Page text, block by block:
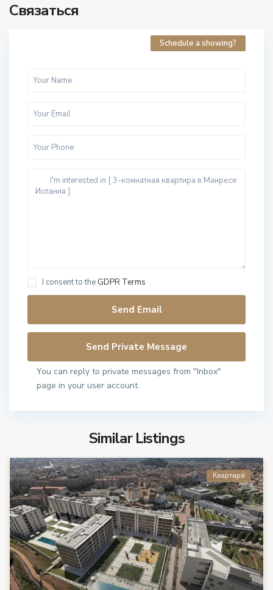
Связаться
Schedule a showing?
I consent to the GDPR Terms
You can reply to private messages from "Inbox"
page in your user account.
Similar Listings
Квартира